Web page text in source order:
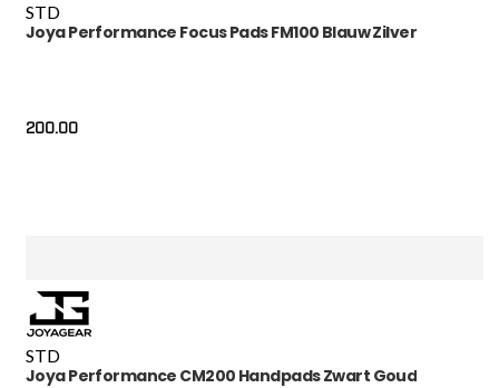
STD
Joya Performance Focus Pads FM100 Blauw Zilver
200.00
STD
Joya Performance CM200 Handpads Zwart Goud